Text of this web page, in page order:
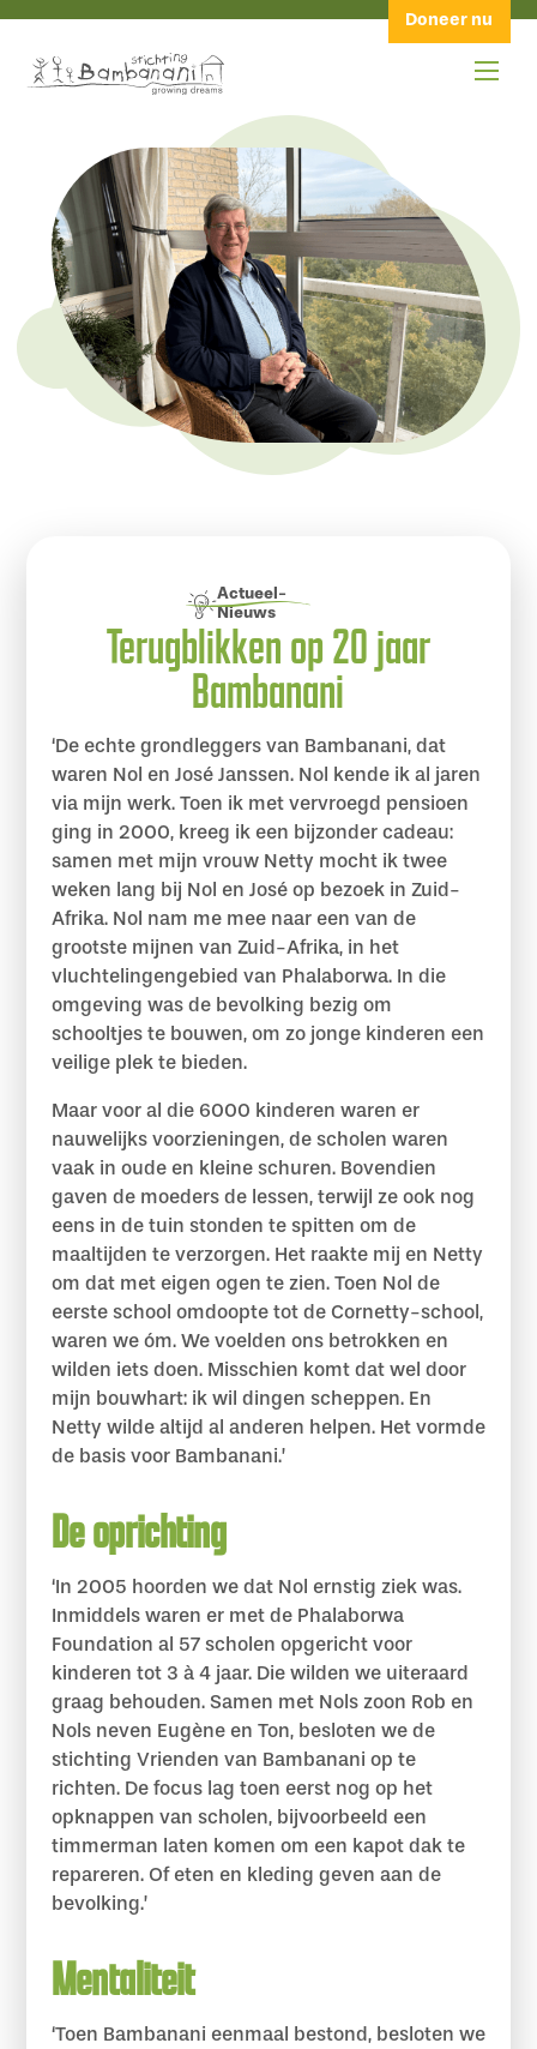
Doneer nu
Actueel-
Nieuws
Terugblikken op 20 jaar
Bambanani
‘De echte grondleggers van Bambanani, dat
waren Nol en José Janssen. Nol kende ik al jaren
via mijn werk. Toen ik met vervroegd pensioen
ging in 2000, kreeg ik een bijzonder cadeau:
samen met mijn vrouw Netty mocht ik twee
weken lang bij Nol en José op bezoek in Zuid-
Afrika. Nol nam me mee naar een van de
grootste mijnen van Zuid-Afrika, in het
vluchtelingengebied van Phalaborwa. In die
omgeving was de bevolking bezig om
schooltjes te bouwen, om zo jonge kinderen een
veilige plek te bieden.
Maar voor al die 6000 kinderen waren er
nauwelijks voorzieningen, de scholen waren
vaak in oude en kleine schuren. Bovendien
gaven de moeders de lessen, terwijl ze ook nog
eens in de tuin stonden te spitten om de
maaltijden te verzorgen. Het raakte mij en Netty
om dat met eigen ogen te zien. Toen Nol de
eerste school omdoopte tot de Cornetty-school,
waren we óm. We voelden ons betrokken en
wilden iets doen. Misschien komt dat wel door
mijn bouwhart: ik wil dingen scheppen. En
Netty wilde altijd al anderen helpen. Het vormde
de basis voor Bambanani.’
De oprichting
‘In 2005 hoorden we dat Nol ernstig ziek was.
Inmiddels waren er met de Phalaborwa
Foundation al 57 scholen opgericht voor
kinderen tot 3 à 4 jaar. Die wilden we uiteraard
graag behouden. Samen met Nols zoon Rob en
Nols neven Eugène en Ton, besloten we de
stichting Vrienden van Bambanani op te
richten. De focus lag toen eerst nog op het
opknappen van scholen, bijvoorbeeld een
timmerman laten komen om een kapot dak te
repareren. Of eten en kleding geven aan de
bevolking.’
Mentaliteit
‘Toen Bambanani eenmaal bestond, besloten we